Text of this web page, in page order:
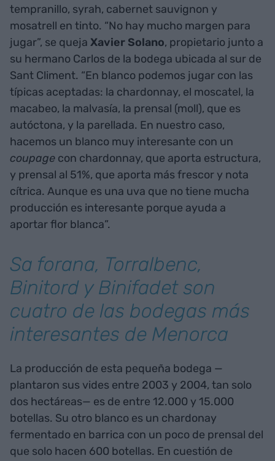
tempranillo, syrah, cabernet sauvignon y
mosatrell en tinto. “No hay mucho margen para
jugar”, se queja Xavier Solano, propietario junto a
su hermano Carlos de la bodega ubicada al sur de
Sant Climent. “En blanco podemos jugar con las
típicas aceptadas: la chardonnay, el moscatel, la
macabeo, la malvasía, la prensal (moll), que es
autóctona, y la parellada. En nuestro caso,
hacemos un blanco muy interesante con un
coupage con chardonnay, que aporta estructura,
y prensal al 51%, que aporta más frescor y nota
cítrica. Aunque es una uva que no tiene mucha
producción es interesante porque ayuda a
aportar flor blanca”.
Sa forana, Torralbenc,
Binitord y Binifadet son
cuatro de las bodegas más
interesantes de Menorca
La producción de esta pequeña bodega —
plantaron sus vides entre 2003 y 2004, tan solo
dos hectáreas— es de entre 12.000 y 15.000
botellas. Su otro blanco es un chardonay
fermentado en barrica con un poco de prensal del
que solo hacen 600 botellas. En cuestión de